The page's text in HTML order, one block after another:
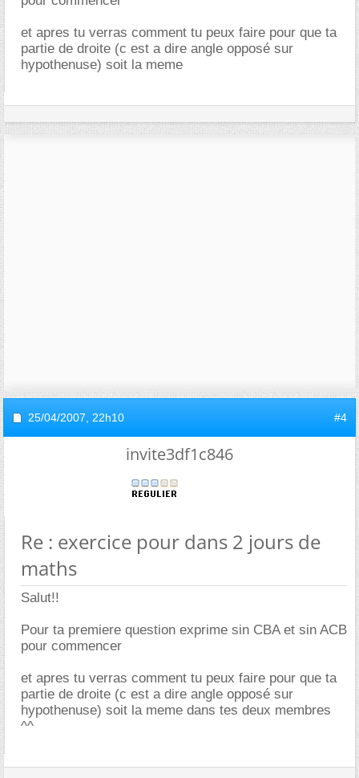
et apres tu verras comment tu peux faire pour que ta
partie de droite (c est a dire angle opposé sur
hypothenuse) soit la meme
25/04/2007, 22h10 #4
invite3df1c846
Re : exercice pour dans 2 jours de
maths
Salut!!
Pour ta premiere question exprime sin CBA et sin ACB
pour commencer
et apres tu verras comment tu peux faire pour que ta
partie de droite (c est a dire angle opposé sur
hypothenuse) soit la meme dans tes deux membres
^^